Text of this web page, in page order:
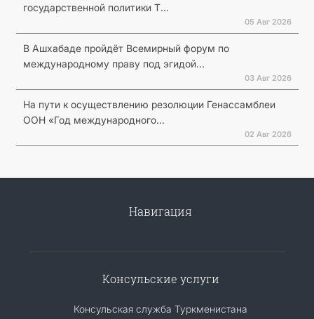
государственной политики Т...
05 Авг 2026
В Ашхабаде пройдёт Всемирный форум по
международному праву под эгидой...
03 Авг 2026
На пути к осуществлению резолюции Генассамблеи
ООН «Год международного...
02 Авг 2026
Навигация
Консульские услуги
Консульская служба Туркменистана